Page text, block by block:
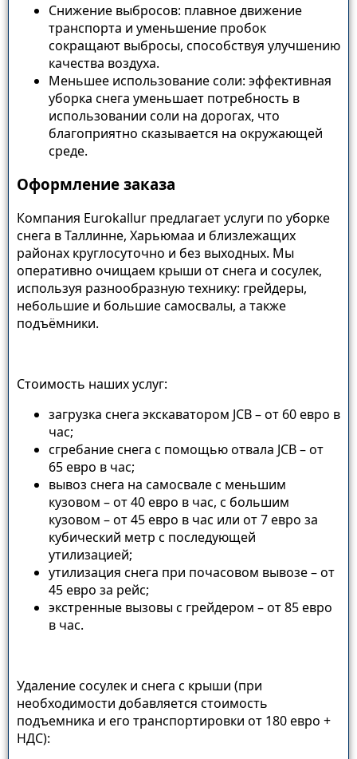
Снижение выбросов: плавное движение
транспорта и уменьшение пробок
сокращают выбросы, способствуя улучшению
качества воздуха.
Меньшее использование соли: эффективная
уборка снега уменьшает потребность в
использовании соли на дорогах, что
благоприятно сказывается на окружающей
среде.
Оформление заказа
Компания Eurokallur предлагает услуги по уборке
снега в Таллинне, Харьюмаа и близлежащих
районах круглосуточно и без выходных. Мы
оперативно очищаем крыши от снега и сосулек,
используя разнообразную технику: грейдеры,
небольшие и большие самосвалы, а также
подъёмники.
Стоимость наших услуг:
загрузка снега экскаватором JCB – от 60 евро в
час;
сгребание снега с помощью отвала JCB – от
65 евро в час;
вывоз снега на самосвале с меньшим
кузовом – от 40 евро в час, с большим
кузовом – от 45 евро в час или от 7 евро за
кубический метр с последующей
утилизацией;
утилизация снега при почасовом вывозе – от
45 евро за рейс;
экстренные вызовы с грейдером – от 85 евро
в час.
Удаление сосулек и снега с крыши (при
необходимости добавляется стоимость
подъемника и его транспортировки от 180 евро +
НДС):